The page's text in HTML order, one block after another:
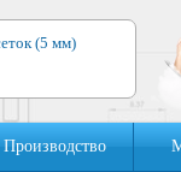
(5 мм)
окон
Производство